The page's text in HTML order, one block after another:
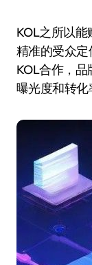
KOL之所以
精准的受众
KOL合作，
曝光度和转化